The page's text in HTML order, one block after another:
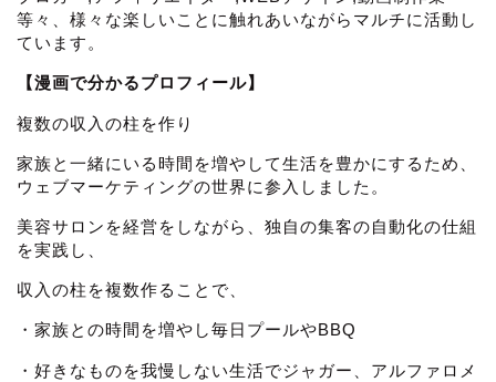
等々、様々な楽しいことに触れあいながらマルチに活動し
ています。
【漫画で分かるプロフィール】
複数の収入の柱を作り
家族と一緒にいる時間を増やして生活を豊かにするため、
ウェブマーケティングの世界に参入しました。
美容サロンを経営をしながら、独自の集客の自動化の仕組
を実践し、
収入の柱を複数作ることで、
・家族との時間を増やし毎日プールやBBQ
・好きなものを我慢しない生活でジャガー、アルファロメ